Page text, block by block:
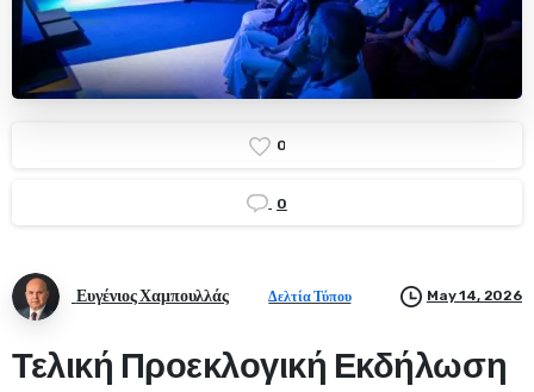
0
0
Ευγένιος Χαμπουλλάς Δελτία Τύπου May 14, 2026
Τελική Προεκλογική Εκδήλωση